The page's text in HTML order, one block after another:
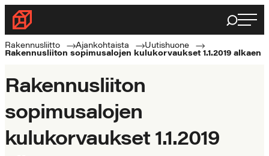
Siirry
suoraan
sisältöön
Rakennusliitto
Rakennusalan
ammattilaisten
Haku
Rakennusliitto Ajankohtaista
Uutishuone
Rakennusliiton sopimusalojen kulukorvaukset 1.1.2019 alkaen
Rakennusliiton
sopimusalojen
kulukorvaukset 1.1.2019